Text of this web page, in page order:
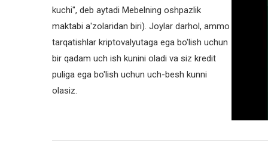
kuchi", deb aytadi Mebelning oshpazlik
maktabi a'zolaridan biri). Joylar darhol, ammo
tarqatishlar kriptovalyutaga ega bo'lish uchun
bir qadam uch ish kunini oladi va siz kredit
puliga ega bo'lish uchun uch-besh kunni
olasiz.